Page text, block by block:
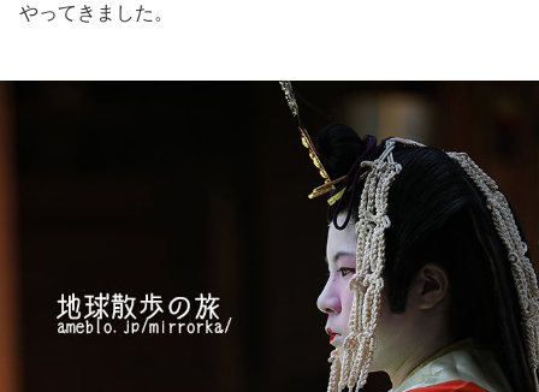
やってきました。